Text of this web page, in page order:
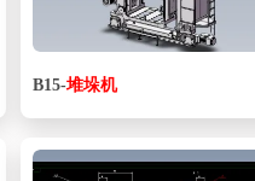
B15-堆垛机